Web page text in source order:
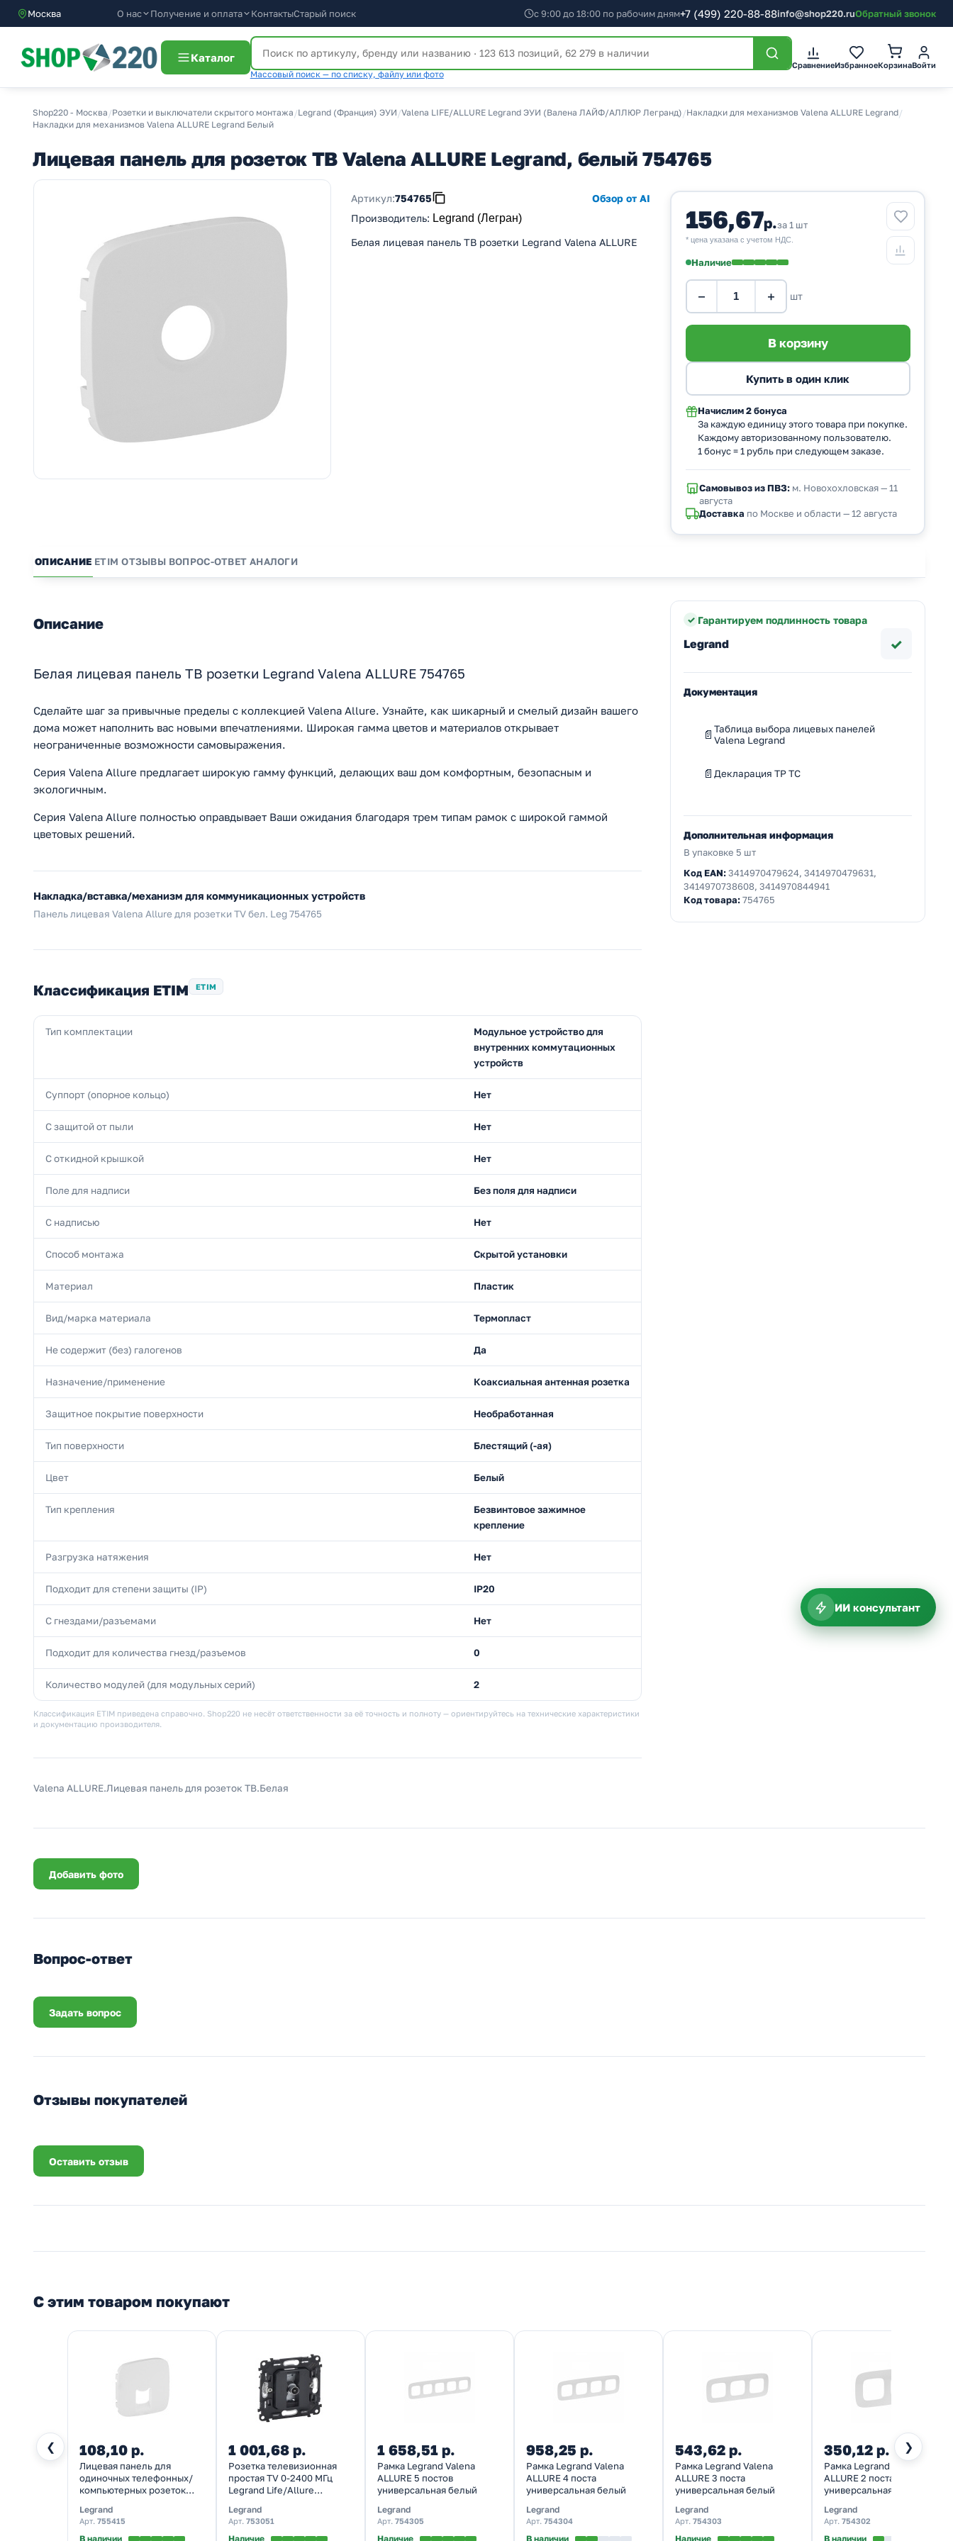
Москва О нас Получение и оплата КонтактыСтарый поиск с 9:00 до 18:00 по рабочим дням+7 (499) 220-88-88info@shop220.ruОбратный звонок
Каталог
Массовый поиск — по списку, файлу или фото
СравнениеИзбранноеКорзинаВойти
Shop220 - Москва /Розетки и выключатели скрытого монтажа /Legrand (Франция) ЭУИ /Valena LIFE/ALLURE Legrand ЭУИ (Валена ЛАЙФ/АЛЛЮР Легранд) /Накладки для механизмов Valena ALLURE Legrand/
Накладки для механизмов Valena ALLURE Legrand Белый
Лицевая панель для розеток ТВ Valena ALLURE Legrand, белый 754765
Артикул:754765
Обзор от AI
Производитель: Legrand (Легран)
Белая лицевая панель ТВ розетки Legrand Valena ALLURE
156,67р.за 1 шт
* цена указана с учетом НДС.
Наличие
− + шт
Начислим 2 бонуса
За каждую единицу этого товара при покупке.
Каждому авторизованному пользователю.
1 бонус = 1 рубль при следующем заказе.
Самовывоз из ПВЗ:м. Новохохловская — 11
августа
Доставка по Москве и области — 12 августа
ОПИСАНИЕ ETIM ОТЗЫВЫ ВОПРОС-ОТВЕТ АНАЛОГИ
Описание
Белая лицевая панель ТВ розетки Legrand Valena ALLURE 754765
Сделайте шаг за привычные пределы с коллекцией Valena Allure. Узнайте, как шикарный и смелый дизайн вашего
дома может наполнить вас новыми впечатлениями. Широкая гамма цветов и материалов открывает
неограниченные возможности самовыражения.
Серия Valena Allure предлагает широкую гамму функций, делающих ваш дом комфортным, безопасным и
экологичным.
Серия Valena Allure полностью оправдывает Ваши ожидания благодаря трем типам рамок с широкой гаммой
цветовых решений.
Накладка/вставка/механизм для коммуникационных устройств
Панель лицевая Valena Allure для розетки TV бел. Leg 754765
Классификация ETIM ETIM
Тип комплектации
Модульное устройство для
внутренних коммутационных
устройств
Суппорт (опорное кольцо) Нет
С защитой от пыли Нет
С откидной крышкой Нет
Поле для надписи Без поля для надписи
С надписью Нет
Способ монтажа Скрытой установки
Материал Пластик
Вид/марка материала Термопласт
Не содержит (без) галогенов Да
Назначение/применение Коаксиальная антенная розетка
Защитное покрытие поверхности Необработанная
Тип поверхности Блестящий (-ая)
Цвет Белый
Тип крепления
Безвинтовое зажимное
крепление
Разгрузка натяжения Нет
Подходит для степени защиты (IP) IP20
С гнездами/разъемами Нет
Подходит для количества гнезд/разъемов 0
Количество модулей (для модульных серий) 2
Классификация ETIM приведена справочно. Shop220 не несёт ответственности за её точность и полноту — ориентируйтесь на технические характеристики
и документацию производителя.
Valena ALLURE.Лицевая панель для розеток ТВ.Белая
Гарантируем подлинность товара
Legrand ✓
Документация
Таблица выбора лицевых панелей
Valena Legrand
Декларация ТР ТС
Дополнительная информация
В упаковке 5 шт
Код EAN:3414970479624, 3414970479631,
3414970738608, 3414970844941
Код товара:754765
Добавить фото
Вопрос-ответ
Задать вопрос
Отзывы покупателей
Оставить отзыв
С этим товаром покупают
❮ ❯
108,10 р.
Лицевая панель для
одиночных телефонных/
компьютерных розеток
белый
Legrand
Арт. 755415
В наличии
1 001,68 р.
Розетка телевизионная
простая TV 0-2400 МГц
Legrand Life/Allure
Legrand
Арт. 753051
Наличие
1 658,51 р.
Рамка Legrand Valena
ALLURE 5 постов
универсальная белый
Legrand
Арт. 754305
Наличие
958,25 р.
Рамка Legrand Valena
ALLURE 4 поста
универсальная белый
Legrand
Арт. 754304
В наличии
543,62 р.
Рамка Legrand Valena
ALLURE 3 поста
универсальная белый
Legrand
Арт. 754303
Наличие
350,12 р.
Рамка Legrand Valena
ALLURE 2 поста
универсальная белый
Legrand
Арт. 754302
В наличии
ИИ консультант